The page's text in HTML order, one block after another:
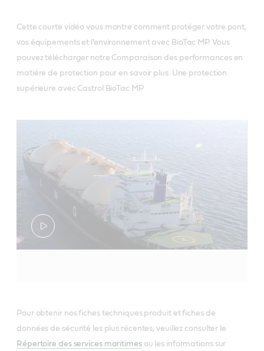
Cette courte vidéo vous montre comment protéger votre pont,
vos équipements et l’environnement avec BioTac MP. Vous
pouvez télécharger notre Comparaison des performances en
matière de protection pour en savoir plus. Une protection
supérieure avec Castrol BioTac MP
Pour obtenir nos fiches techniques produit et fiches de
données de sécurité les plus récentes, veuillez consulter le
Répertoire des services maritimesou les informations sur